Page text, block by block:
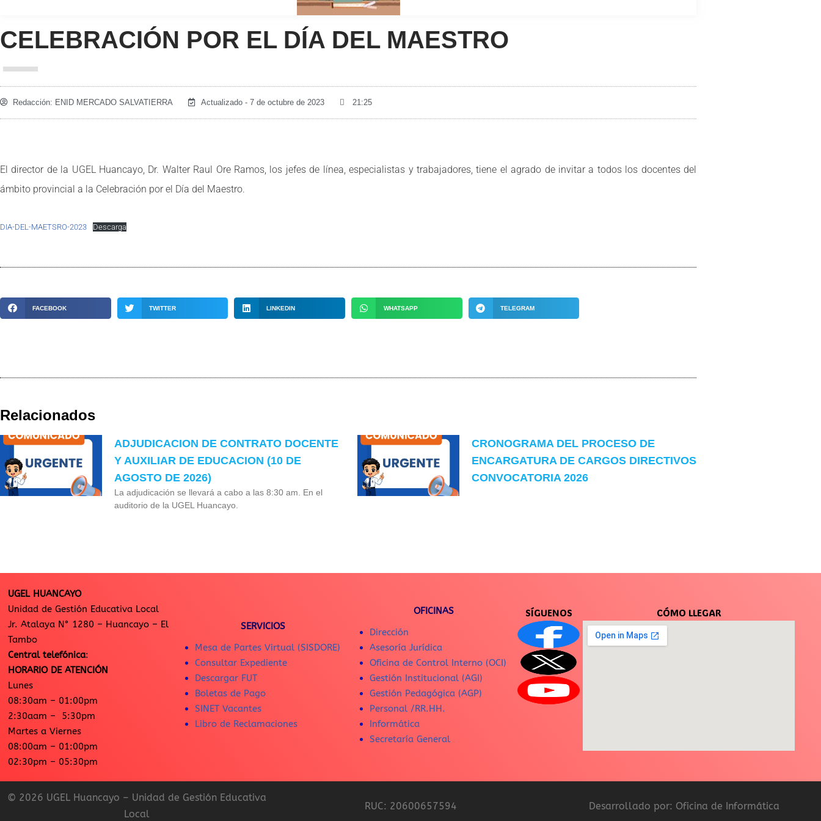
CELEBRACIÓN POR EL DÍA DEL MAESTRO
Redacción: ENID MERCADO SALVATIERRA Actualizado - 7 de octubre de 2023 21:25
El director de la UGEL Huancayo, Dr. Walter Raul Ore Ramos, los jefes de línea, especialistas y trabajadores, tiene el agrado de invitar a todos los docentes del
ámbito provincial a la Celebración por el Día del Maestro.
DIA-DEL-MAETSRO-2023 Descarga
FACEBOOK TWITTER LINKEDIN WHATSAPP TELEGRAM
Relacionados
ADJUDICACION DE CONTRATO DOCENTE
Y AUXILIAR DE EDUCACION (10 DE
AGOSTO DE 2026)
La adjudicación se llevará a cabo a las 8:30 am. En el
auditorio de la UGEL Huancayo.
CRONOGRAMA DEL PROCESO DE
ENCARGATURA DE CARGOS DIRECTIVOS
CONVOCATORIA 2026
UGEL HUANCAYO
Unidad de Gestión Educativa Local
Jr. Atalaya N° 1280 – Huancayo – El
Tambo
Central telefónica:
HORARIO DE ATENCIÓN
Lunes
08:30am – 01:00pm
2:30aam – 5:30pm
Martes a Viernes
08:00am – 01:00pm
02:30pm – 05:30pm
SERVICIOS
Mesa de Partes Virtual (SISDORE)
Consultar Expediente
Descargar FUT
Boletas de Pago
SINET Vacantes
Libro de Reclamaciones
OFICINAS
Dirección
Asesoría Jurídica
Oficina de Control Interno (OCI)
Gestión Institucional (AGI)
Gestión Pedagógica (AGP)
Personal /RR.HH.
Informática
Secretaría General
SÍGUENOS CÓMO LLEGAR
© 2026 UGEL Huancayo – Unidad de Gestión Educativa
Local
RUC: 20600657594 Desarrollado por: Oficina de Informática